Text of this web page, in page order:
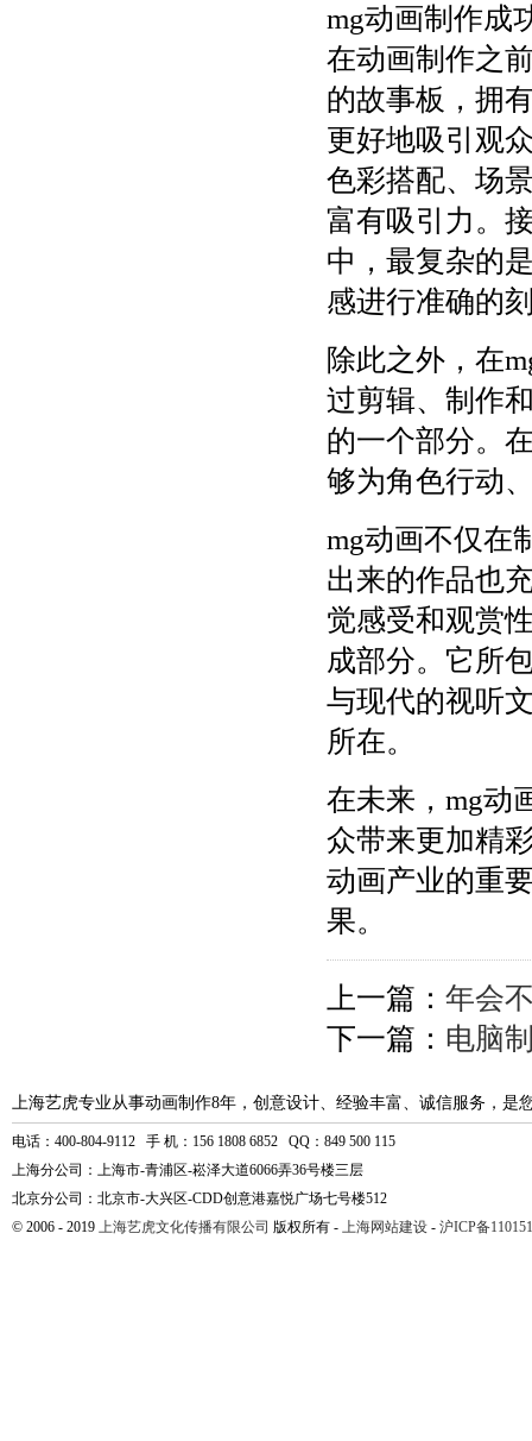
mg动画制作成
在动画制作之
的故事板，拥
更好地吸引观
色彩搭配、场
富有吸引力。
中，最复杂的
感进行准确的
除此之外，在
过剪辑、制作
的一个部分。
够为角色行动
mg动画不仅在
出来的作品也
觉感受和观赏
成部分。它所
与现代的视听
所在。
在未来，mg动
众带来更加精
动画产业的重
果。
上一篇： 年会
下一篇： 电脑
上海艺虎专业从事动画制作8年，创意设计、经验丰富、诚信服务，是
电话：400-804-9112 手 机：156 1808 6852 QQ：849 500 115
上海分公司：上海市-青浦区-崧泽大道6066弄36号楼三层
北京分公司：北京市-大兴区-CDD创意港嘉悦广场七号楼512
© 2006 - 2019 上海艺虎文化传播有限公司 版权所有 - 上海网站建设 - 沪ICP备